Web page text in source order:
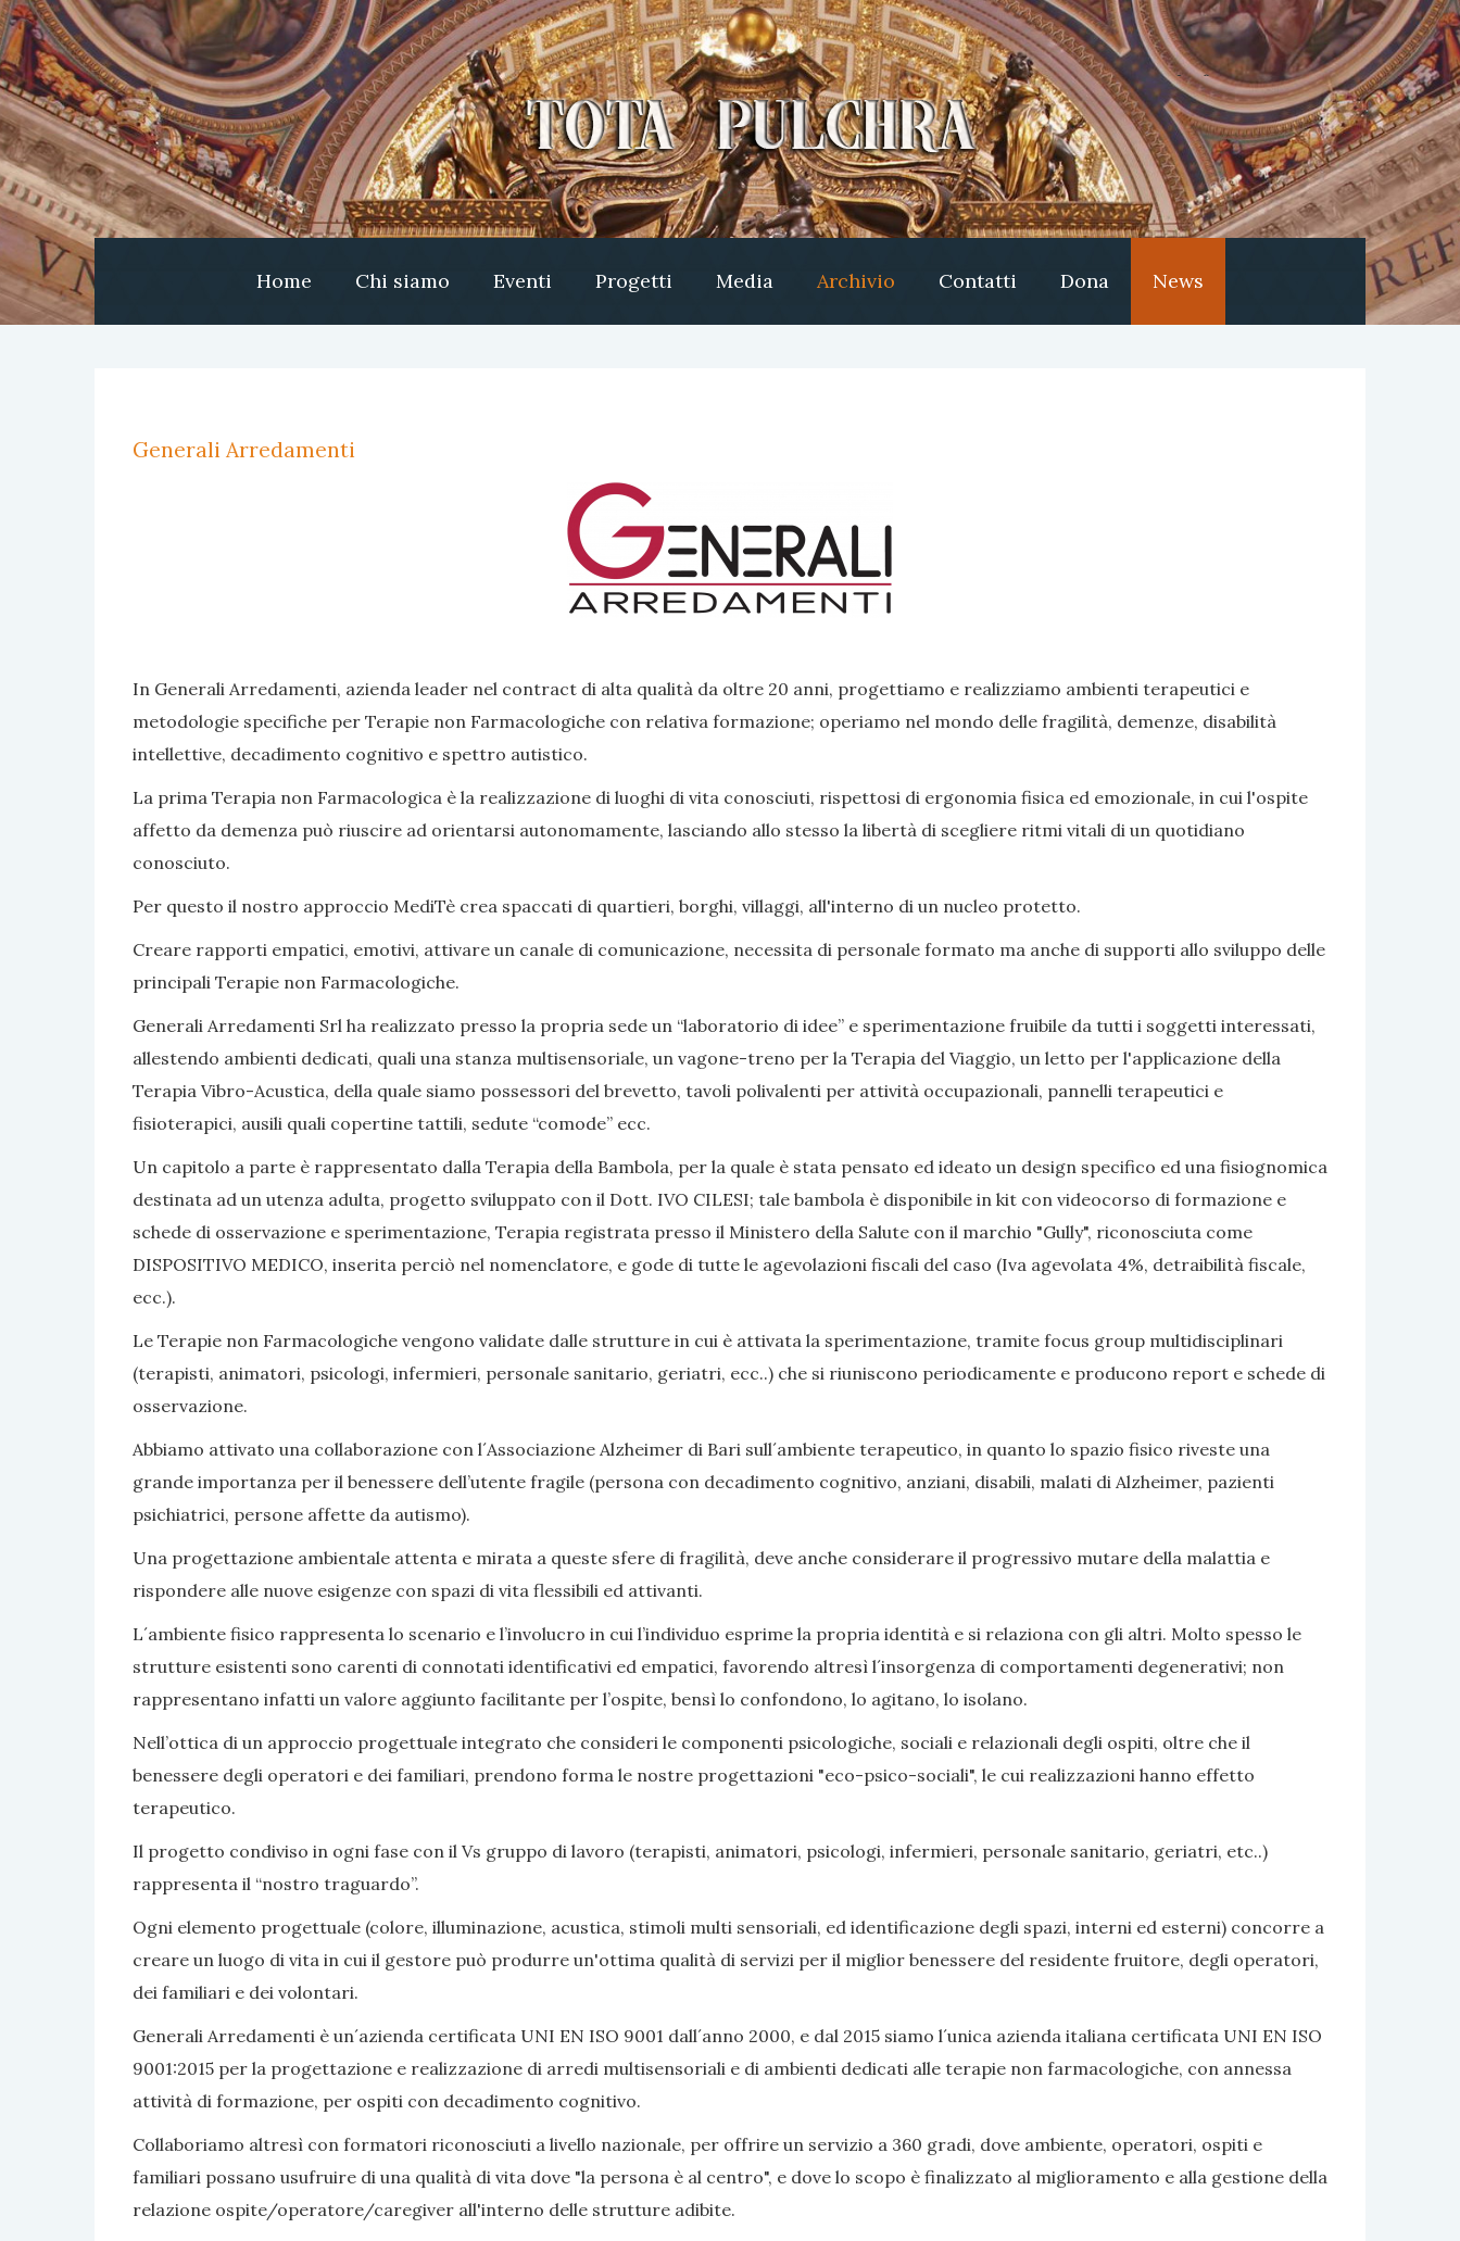
Home Chi siamo Eventi Progetti Media Archivio Contatti Dona News
Generali Arredamenti
In Generali Arredamenti, azienda leader nel contract di alta qualità da oltre 20 anni, progettiamo e realizziamo ambienti terapeutici e
metodologie specifiche per Terapie non Farmacologiche con relativa formazione; operiamo nel mondo delle fragilità, demenze, disabilità
intellettive, decadimento cognitivo e spettro autistico.
La prima Terapia non Farmacologica è la realizzazione di luoghi di vita conosciuti, rispettosi di ergonomia fisica ed emozionale, in cui l'ospite
affetto da demenza può riuscire ad orientarsi autonomamente, lasciando allo stesso la libertà di scegliere ritmi vitali di un quotidiano
conosciuto.
Per questo il nostro approccio MediTè crea spaccati di quartieri, borghi, villaggi, all'interno di un nucleo protetto.
Creare rapporti empatici, emotivi, attivare un canale di comunicazione, necessita di personale formato ma anche di supporti allo sviluppo delle
principali Terapie non Farmacologiche.
Generali Arredamenti Srl ha realizzato presso la propria sede un “laboratorio di idee” e sperimentazione fruibile da tutti i soggetti interessati,
allestendo ambienti dedicati, quali una stanza multisensoriale, un vagone-treno per la Terapia del Viaggio, un letto per l'applicazione della
Terapia Vibro-Acustica, della quale siamo possessori del brevetto, tavoli polivalenti per attività occupazionali, pannelli terapeutici e
fisioterapici, ausili quali copertine tattili, sedute “comode” ecc.
Un capitolo a parte è rappresentato dalla Terapia della Bambola, per la quale è stata pensato ed ideato un design specifico ed una fisiognomica
destinata ad un utenza adulta, progetto sviluppato con il Dott. IVO CILESI; tale bambola è disponibile in kit con videocorso di formazione e
schede di osservazione e sperimentazione, Terapia registrata presso il Ministero della Salute con il marchio "Gully", riconosciuta come
DISPOSITIVO MEDICO, inserita perciò nel nomenclatore, e gode di tutte le agevolazioni fiscali del caso (Iva agevolata 4%, detraibilità fiscale,
ecc.).
Le Terapie non Farmacologiche vengono validate dalle strutture in cui è attivata la sperimentazione, tramite focus group multidisciplinari
(terapisti, animatori, psicologi, infermieri, personale sanitario, geriatri, ecc..) che si riuniscono periodicamente e producono report e schede di
osservazione.
Abbiamo attivato una collaborazione con l´Associazione Alzheimer di Bari sull´ambiente terapeutico, in quanto lo spazio fisico riveste una
grande importanza per il benessere dell’utente fragile (persona con decadimento cognitivo, anziani, disabili, malati di Alzheimer, pazienti
psichiatrici, persone affette da autismo).
Una progettazione ambientale attenta e mirata a queste sfere di fragilità, deve anche considerare il progressivo mutare della malattia e
rispondere alle nuove esigenze con spazi di vita flessibili ed attivanti.
L´ambiente fisico rappresenta lo scenario e l’involucro in cui l’individuo esprime la propria identità e si relaziona con gli altri. Molto spesso le
strutture esistenti sono carenti di connotati identificativi ed empatici, favorendo altresì l´insorgenza di comportamenti degenerativi; non
rappresentano infatti un valore aggiunto facilitante per l’ospite, bensì lo confondono, lo agitano, lo isolano.
Nell’ottica di un approccio progettuale integrato che consideri le componenti psicologiche, sociali e relazionali degli ospiti, oltre che il
benessere degli operatori e dei familiari, prendono forma le nostre progettazioni "eco-psico-sociali", le cui realizzazioni hanno effetto
terapeutico.
Il progetto condiviso in ogni fase con il Vs gruppo di lavoro (terapisti, animatori, psicologi, infermieri, personale sanitario, geriatri, etc..)
rappresenta il “nostro traguardo”.
Ogni elemento progettuale (colore, illuminazione, acustica, stimoli multi sensoriali, ed identificazione degli spazi, interni ed esterni) concorre a
creare un luogo di vita in cui il gestore può produrre un'ottima qualità di servizi per il miglior benessere del residente fruitore, degli operatori,
dei familiari e dei volontari.
Generali Arredamenti è un´azienda certificata UNI EN ISO 9001 dall´anno 2000, e dal 2015 siamo l´unica azienda italiana certificata UNI EN ISO
9001:2015 per la progettazione e realizzazione di arredi multisensoriali e di ambienti dedicati alle terapie non farmacologiche, con annessa
attività di formazione, per ospiti con decadimento cognitivo.
Collaboriamo altresì con formatori riconosciuti a livello nazionale, per offrire un servizio a 360 gradi, dove ambiente, operatori, ospiti e
familiari possano usufruire di una qualità di vita dove "la persona è al centro", e dove lo scopo è finalizzato al miglioramento e alla gestione della
relazione ospite/operatore/caregiver all'interno delle strutture adibite.